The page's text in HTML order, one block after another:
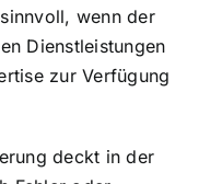
wenn der
Dienstleistungen
zur Verfügung
deckt in der